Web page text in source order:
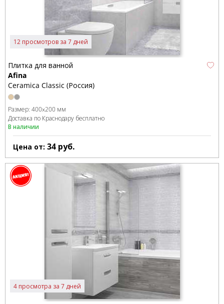
12 просмотров за 7 дней
Плитка для ванной
Afina
Ceramica Classic (Россия)
Размер: 400x200 мм
Доставка по Краснодару бесплатно
В наличии
Цена от: 34 руб.
4 просмотра за 7 дней